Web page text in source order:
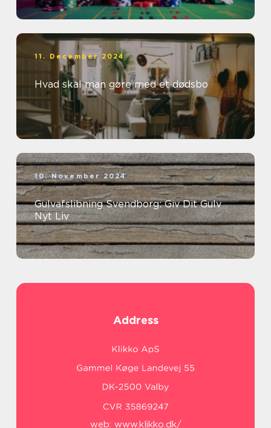
11. December 2024
Hvad skal man gøre med et dødsbo
10. November 2024
Gulvafslibning Svendborg: Giv Dit Gulv
Nyt Liv
Address
web: www.klikko.dk/